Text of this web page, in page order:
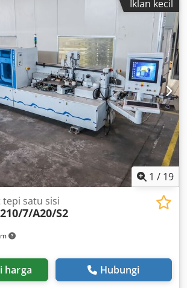
Durchmesser 52–113 mm / Höhe
lackiertes Gusseisen
380 V – 50 Hz – 4 kW Dcedjiba E Djpfx Al
(L x B x H): 700 x 1.200 x 1.600 mm
Ist-Zustand oder angepasst an
Iklan kecil
1 / 19
satu sisi
7/A20/S2
harga Hubungi